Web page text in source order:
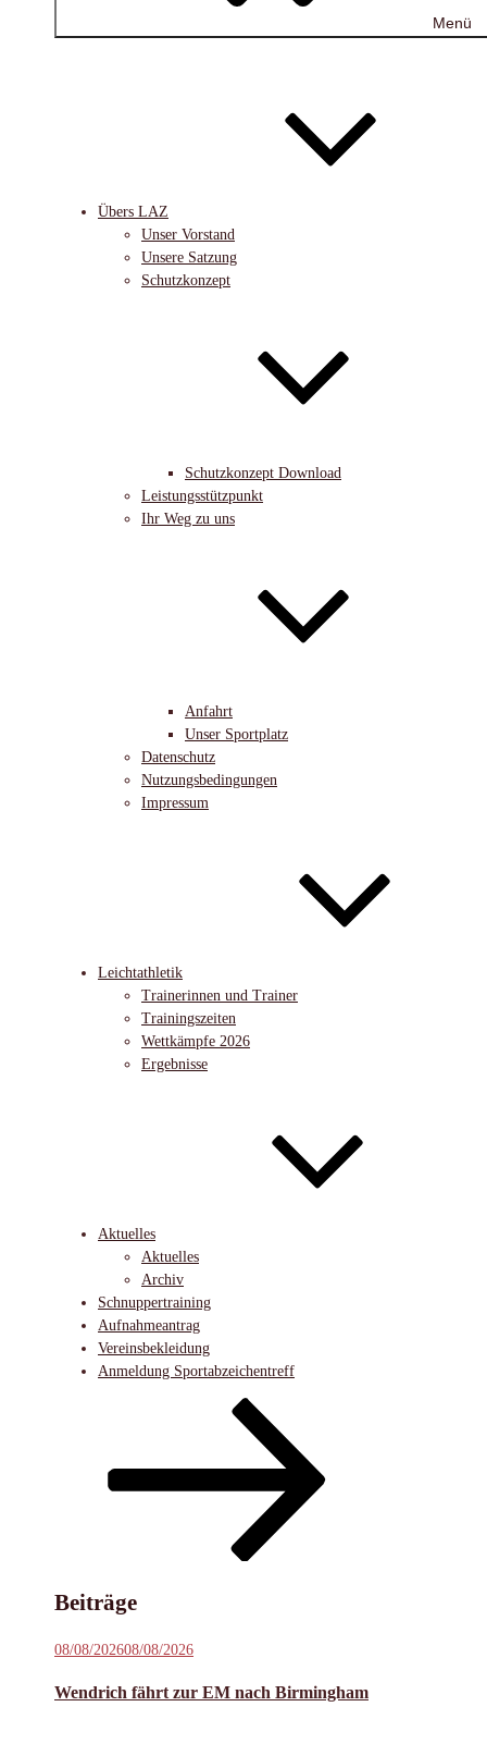
Menü
Übers LAZ
Unser Vorstand
Unsere Satzung
Schutzkonzept
Schutzkonzept Download
Leistungsstützpunkt
Ihr Weg zu uns
Anfahrt
Unser Sportplatz
Datenschutz
Nutzungsbedingungen
Impressum
Leichtathletik
Trainerinnen und Trainer
Trainingszeiten
Wettkämpfe 2026
Ergebnisse
Aktuelles
Aktuelles
Archiv
Schnuppertraining
Aufnahmeantrag
Vereinsbekleidung
Anmeldung Sportabzeichentreff
Beiträge
Veröffentlicht
08/08/202608/08/2026
Wendrich fährt zur EM nach Birmingham